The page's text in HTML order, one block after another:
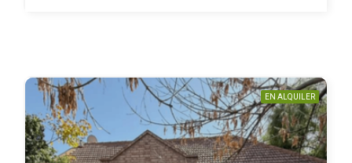
EN ALQUILER